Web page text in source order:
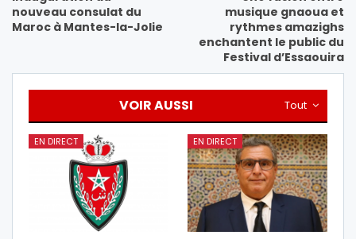
nouveau consulat du
Maroc à Mantes-la-Jolie
musique gnaoua et
rythmes amazighs
enchantent le public du
Festival d’Essaouira
Tout
VOIR AUSSI
EN DIRECT EN DIRECT